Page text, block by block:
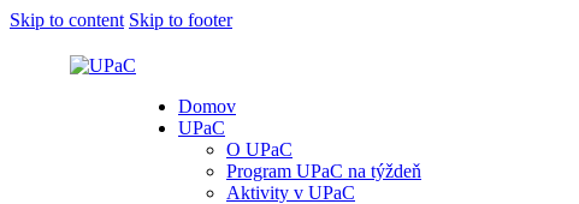
Skip to content Skip to footer
Domov
UPaC
O UPaC
Program UPaC na týždeň
Aktivity v UPaC